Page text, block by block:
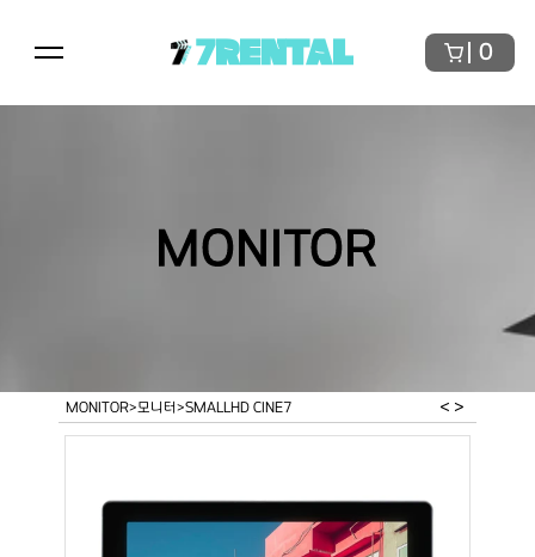
MONITOR
MONITOR>모니터>SMALLHD CINE7 >
<
7RENTAL 0